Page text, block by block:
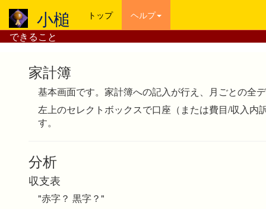
小槌 トップ ヘルプ
できること
家計簿
基本画面です。家計簿への記入が行え、月ごとの全
左上のセレクトボックスで口座（または費目/収入
す。
分析
収支表
"赤字？ 黒字？"